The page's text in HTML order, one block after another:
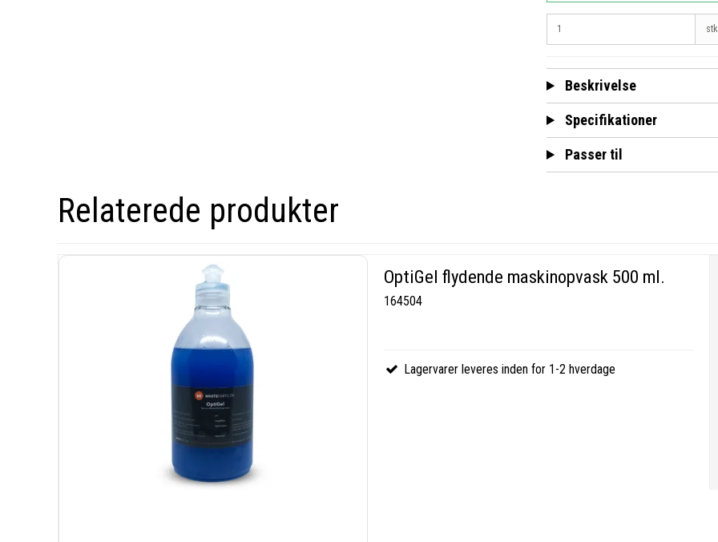
Beskrivelse
Specifikationer
Passer til
Relaterede produkter
OptiGel flydende maskinopvask 500 ml.
164504
Lagervarer leveres inden for 1-2 hverdage